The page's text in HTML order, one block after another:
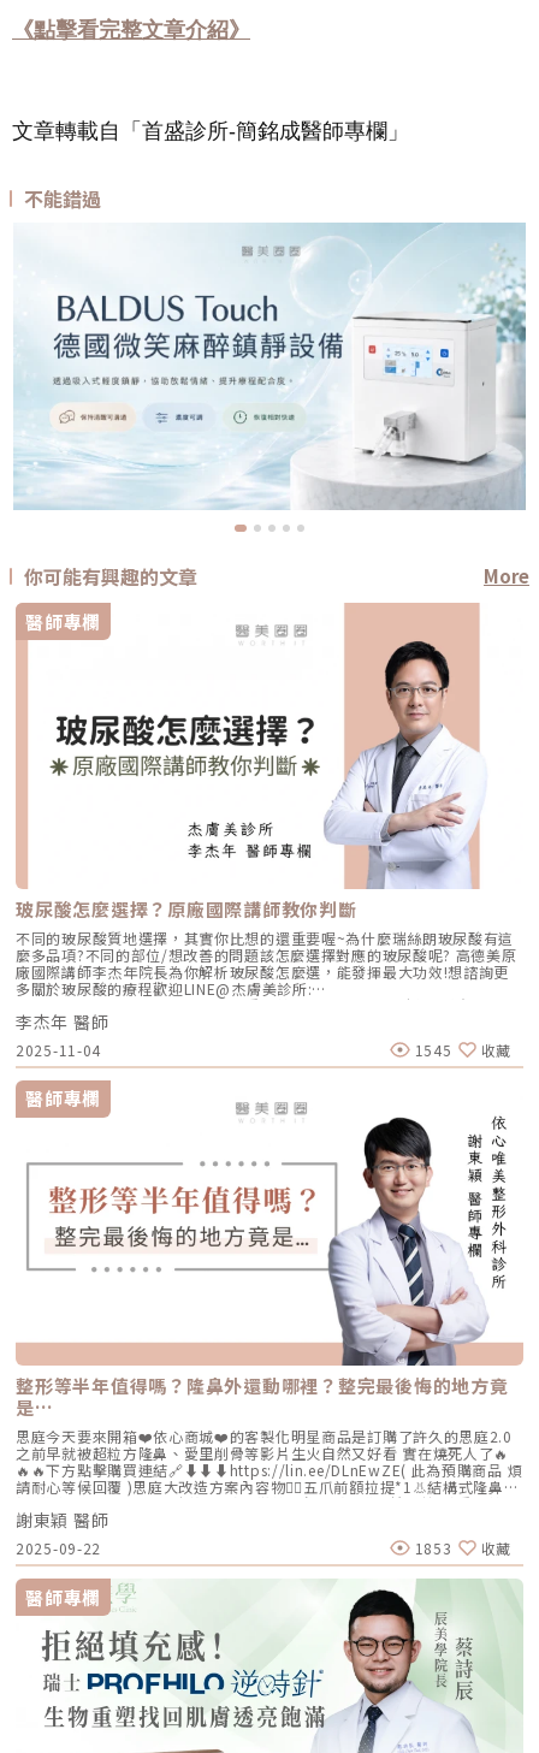
《點擊看完整文章介紹》
文章轉載自「首盛診所-簡銘成醫師專欄」
不能錯過
你可能有興趣的文章
More
醫師專欄
玻尿酸怎麼選擇？原廠國際講師教你判斷
不同的玻尿酸質地選擇，其實你比想的還重要喔~為什麼瑞絲朗玻尿酸有這
麼多品項?不同的部位/想改善的問題該怎麼選擇對應的玻尿酸呢? 高德美原
廠國際講師李杰年院長為你解析玻尿酸怎麼選，能發揮最大功效!想諮詢更
多關於玻尿酸的療程歡迎LINE@杰膚美診所:
https://page.line.me/xhc2941b重點摘要：00:11 玻尿酸作用介紹00:47
玻尿酸分為三大類型02:09 迷思一、玻尿酸打哪裡都可以？02:36 迷思二、
打完下巴蘋果肌看起來怪怪的？03:30 迷思三、臉部鬆弛只能做拉皮嗎？
05:00 總結LINE官方帳號一對一咨詢👉https://reurl.cc/x3EQZN歡迎訂閱
我的頻道👉https://reurl.cc/nY51k8關注杰膚美診所FB👉
https://reurl.cc/XQljva杰膚美診所官網👉https://jfmskin.com/關注李杰
年醫師FB👉https://reurl.cc/Mzk0nm杰膚美診所地址：104台北市中山區
復興北路50號2樓電話：02-8772-6625
李杰年 醫師
2025-11-04 1545 收藏
醫師專欄
整形等半年值得嗎？隆鼻外還動哪裡？整完最後悔的地方竟
是…
思庭今天要來開箱❤️依心商城❤️的客製化明星商品是訂購了許久的思庭2.0
之前早就被超粒方隆鼻、愛里削骨等影片生火自然又好看 實在燒死人了🔥
🔥🔥下方點擊購買連結🔗⬇️⬇️⬇️https://lin.ee/DLnEwZE( 此為預購商品 煩
請耐心等候回覆 )思庭大改造方案內容物💁‍♀️五爪前額拉提*1👃結構式隆鼻*1
(加購縮鼻翼、敲鼻骨、貴族手術)👄微笑嘴角*1 (加購嘴邊肉拉提)重點摘
要：00:00 搶先看⚡⚡01:43 開箱手術方案內容物02:02 上臉眉眼分析 : 五
爪前額拉提02:36 中臉隆鼻分析 : 結構式隆鼻合併貴族手術03:58 下臉唇巴
分析 : 微笑嘴角+嘴扁肉拉提04:43 華麗買家秀05:25 五星好評分享
⭐⭐⭐⭐⭐▸▸歡迎合作洽談：followheart.marketing@gmail.com◂◂依心唯
美整形外科診所地址｜台北市信義區基隆路二段15號2樓電話｜（02）
2345-6777官方網站｜https://www.followheart.com.tw/官方諮詢｜
https://follow-heart.com/line臉書粉專｜https://follow-
heart.com/case_fbIG追起來｜https://follow-
heart.com/case_igWeChat ID｜Dr_followheart
謝東穎 醫師
2025-09-22 1853 收藏
醫師專欄